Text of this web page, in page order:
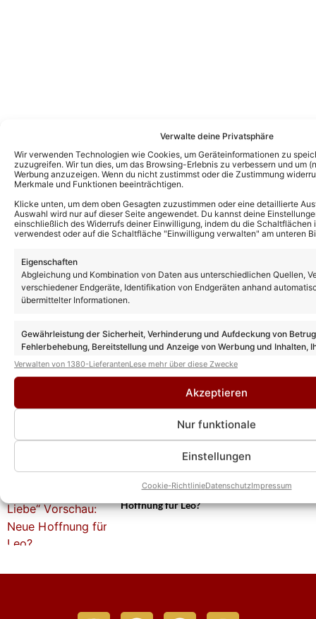
Verwalte deine Privatsphäre
Wir verwenden Technologien wie Cookies, um Geräteinformationen zu
zuzugreifen. Wir tun dies, um das Browsing-Erlebnis zu verbessern und um
Werbung anzuzeigen. Wenn du nicht zustimmst oder die Zustimmung
Merkmale und Funktionen beeinträchtigen.
Klicke unten, um dem oben Gesagten zuzustimmen oder eine detaillierte
Auswahl wird nur auf dieser Seite angewendet. Du kannst deine
einschließlich des Widerrufs deiner Einwilligung, indem du die
verwendest oder auf die Schaltfläche "Einwilligung verwalten" am unteren
Eigenschaften
Abgleichung und Kombination von Daten aus unterschiedlichen Quellen,
verschiedener Endgeräte, Identifikation von Endgeräten anhand
übermittelter Informationen.
Gewährleistung der Sicherheit, Verhinderung und Aufdeckung von
Fehlerbehebung, Bereitstellung und Anzeige von Werbung und Inhalten,
Entscheidungen zum Datenschutz speichern und übermitteln.
Verwalten von 1380-LieferantenLese mehr über diese Zwecke
Akzeptieren
Nur funktionale
Einstellungen
Cookie-RichtlinieDatenschutzImpressum
Weitere News
„Sturm der Liebe“ Vorschau: So geht es
nach der Sommerpause in Folge 4614
weiter!
„Sturm der Liebe“: Das sind die drei
Neuzugänge in den neuen Folgen nach der
„Sturm der Liebe“ ab heute in
„Sturm der Liebe“ Vorschau: Neue
Hoffnung für Leo?